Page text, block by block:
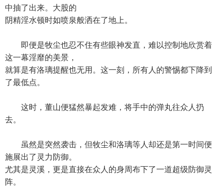
中抽了出来。大股的
阴精淫水顿时如喷泉般洒在了地上。
即便是牧尘也忍不住有些眼神发直，难以控制地欣赏着
这一幕淫靡的美景，
就算是有洛璃提醒也无用。这一刻，所有人的警惕都下降到
了最低点。
这时，董山便猛然暴起发难，将手中的弹丸往众人扔
去。
虽然是突然袭击，但牧尘和洛璃等人却还是第一时间便
施展出了灵力防御。
尤其是灵溪，更是直接在众人的身周布下了一道超级防御灵
阵。